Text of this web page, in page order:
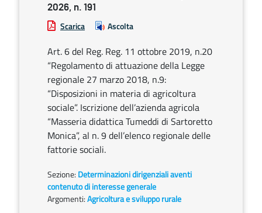
2026, n. 191
Scarica Ascolta
Art. 6 del Reg. Reg. 11 ottobre 2019, n.20
“Regolamento di attuazione della Legge
regionale 27 marzo 2018, n.9:
“Disposizioni in materia di agricoltura
sociale”. Iscrizione dell’azienda agricola
“Masseria didattica Tumeddi di Sartoretto
Monica”, al n. 9 dell’elenco regionale delle
fattorie sociali.
Sezione: Determinazioni dirigenziali aventi
contenuto di interesse generale
Argomenti:Agricoltura e sviluppo rurale